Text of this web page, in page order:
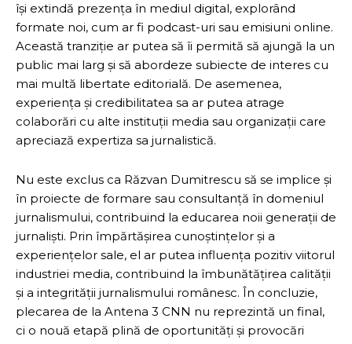
își extindă prezența în mediul digital, explorând
formate noi, cum ar fi podcast-uri sau emisiuni online.
Această tranziție ar putea să îi permită să ajungă la un
public mai larg și să abordeze subiecte de interes cu
mai multă libertate editorială. De asemenea,
experiența și credibilitatea sa ar putea atrage
colaborări cu alte instituții media sau organizații care
apreciază expertiza sa jurnalistică.
Nu este exclus ca Răzvan Dumitrescu să se implice și
în proiecte de formare sau consultanță în domeniul
jurnalismului, contribuind la educarea noii generații de
jurnaliști. Prin împărtășirea cunoștințelor și a
experiențelor sale, el ar putea influența pozitiv viitorul
industriei media, contribuind la îmbunătățirea calității
și a integrității jurnalismului românesc. În concluzie,
plecarea de la Antena 3 CNN nu reprezintă un final,
ci o nouă etapă plină de oportunități și provocări